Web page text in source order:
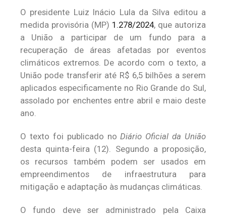
O presidente Luiz Inácio Lula da Silva editou a
medida provisória (MP) 1.278/2024, que autoriza
a União a participar de um fundo para a
recuperação de áreas afetadas por eventos
climáticos extremos. De acordo com o texto, a
União pode transferir até R$ 6,5 bilhões a serem
aplicados especificamente no Rio Grande do Sul,
assolado por enchentes entre abril e maio deste
ano.
O texto foi publicado noDiário Oficial da União
desta quinta-feira (12). Segundo a proposição,
os recursos também podem ser usados em
empreendimentos de infraestrutura para
mitigação e adaptação às mudanças climáticas.
O fundo deve ser administrado pela Caixa